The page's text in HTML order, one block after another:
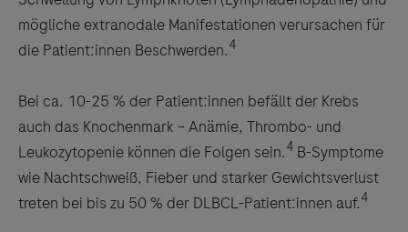
mögliche extranodale Manifestationen verursachen für
die Patient:innen Beschwerden.4
Bei ca. 10-25 % der Patient:innen befällt der Krebs
auch das Knochenmark – Anämie, Thrombo- und
Leukozytopenie können die Folgen sein.4 B-Symptome
wie Nachtschweiß, Fieber und starker Gewichtsverlust
treten bei bis zu 50 % der DLBCL-Patient:innen auf.4